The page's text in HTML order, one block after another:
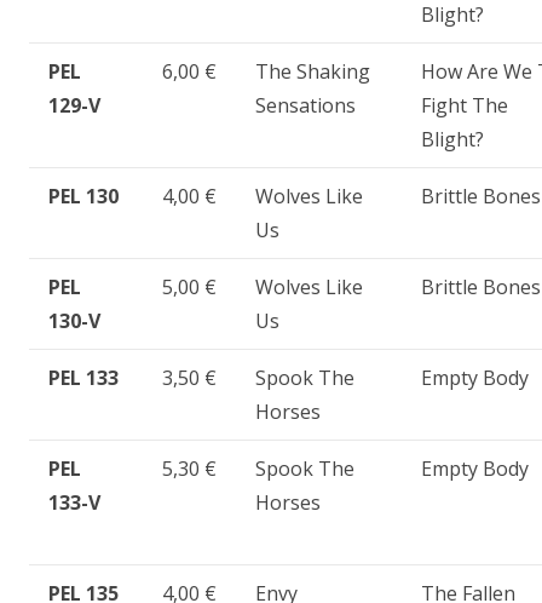
Blight?
PEL
129-V
6,00 €
The Shaking
Sensations
How Are We
Fight The
Blight?
PEL 130 4,00 €
Wolves Like
Us
Brittle Bones
PEL
130-V
5,00 €
Wolves Like
Us
Brittle Bones
PEL 133 3,50 €
Spook The
Horses
Empty Body
PEL
133-V
5,30 €
Spook The
Horses
Empty Body
PEL 135 4,00 € Envy The Fallen